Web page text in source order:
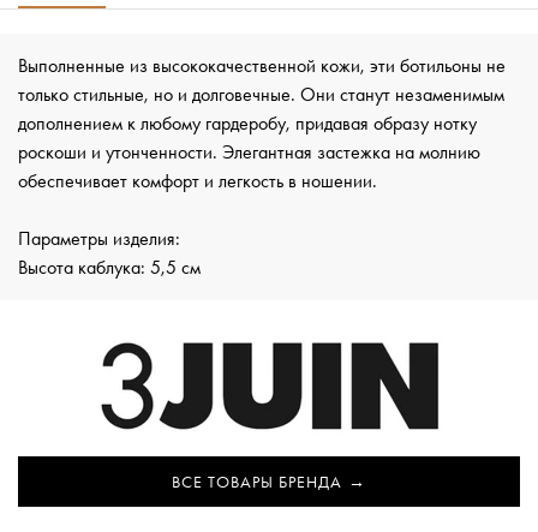
Выполненные из высококачественной кожи, эти ботильоны не
только стильные, но и долговечные. Они станут незаменимым
дополнением к любому гардеробу, придавая образу нотку
роскоши и утонченности. Элегантная застежка на молнию
обеспечивает комфорт и легкость в ношении.
Параметры изделия:
Высота каблука: 5,5 см
ВСЕ ТОВАРЫ БРЕНДА